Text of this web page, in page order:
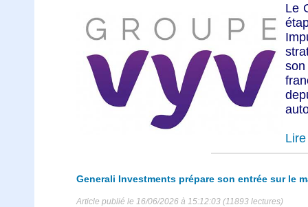
Le
Generali Investments prépare son entrée sur le
Article publié le 16/06/2026 à 15:12:03 (11893 lectures)